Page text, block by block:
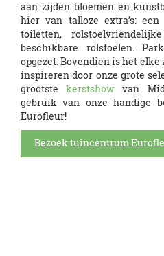
aan zijden bloemen en
hier van talloze extra’s: een
toiletten,
beschikbare rolstoelen.
opgezet. Bovendien is het elke
inspireren door onze grote
grootstekerstshow van
gebruik van onze handige
Eurofleur!
Bezoek tuincentrum